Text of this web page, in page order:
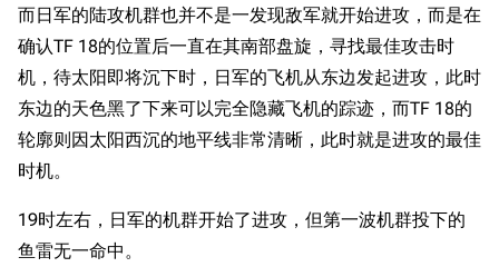
放映厅
战区支队基地
工程局
特别船坞
舰船归宿一览
舰名溯源
舰艇徽章与格言
图纸舰与未成舰
美海军惯导系统
而日军的陆攻机群也并不是一发现敌军就开始进攻，而是在
确认TF 18的位置后一直在其南部盘旋，寻找最佳攻击时
机，待太阳即将沉下时，日军的飞机从东边发起进攻，此时
东边的天色黑了下来可以完全隐藏飞机的踪迹，而TF 18的
轮廓则因太阳西沉的地平线非常清晰，此时就是进攻的最佳
时机。
19时左右，日军的机群开始了进攻，但第一波机群投下的
鱼雷无一命中。